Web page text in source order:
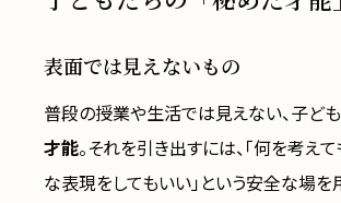
表面では見えないもの
普段の授業や生活では見えない、子ど
才能。それを引き出すには、「何を考えて
な表現をしてもいい」という安全な場を